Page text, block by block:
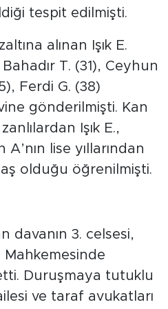
tespit edilmişti.
alınan Işık E.
T. (31), Ceyhun
Ferdi G. (38)
gönderilmişti. Kan
Işık E.,
lise yıllarından
olduğu öğrenilmişti.
davanın 3. celsesi,
Mahkemesinde
Duruşmaya tutuklu
ve taraf avukatları